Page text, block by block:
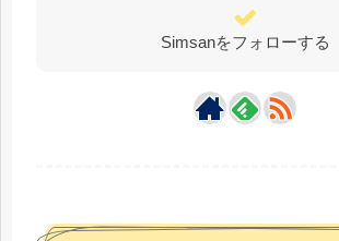
Simsanをフォローする